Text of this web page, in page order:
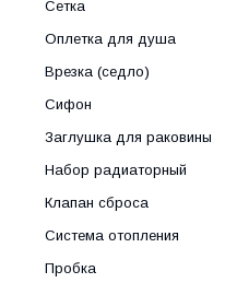
Сетка
Оплетка для душа
Врезка (седло)
Сифон
Заглушка для раковины
Набор радиаторный
Клапан сброса
Система отопления
Пробка